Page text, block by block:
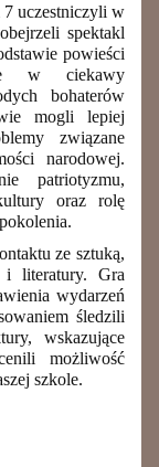
uczestniczyli w
spektakl
powieści
w ciekawy
bohaterów
mogli lepiej
związane
narodowej.
patriotyzmu,
oraz rolę
ze sztuką,
i literatury. Gra
wydarzeń
śledzili
wskazujące
możliwość
szkole.